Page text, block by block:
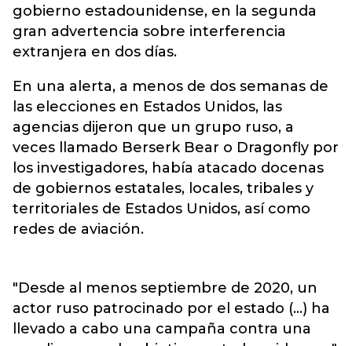
gobierno estadounidense, en la segunda
gran advertencia sobre interferencia
extranjera en dos días.
En una alerta, a menos de dos semanas de
las elecciones en Estados Unidos, las
agencias dijeron que un grupo ruso, a
veces llamado Berserk Bear o Dragonfly por
los investigadores, había atacado docenas
de gobiernos estatales, locales, tribales y
territoriales de Estados Unidos, así como
redes de aviación.
"Desde al menos septiembre de 2020, un
actor ruso patrocinado por el estado (...) ha
llevado a cabo una campaña contra una